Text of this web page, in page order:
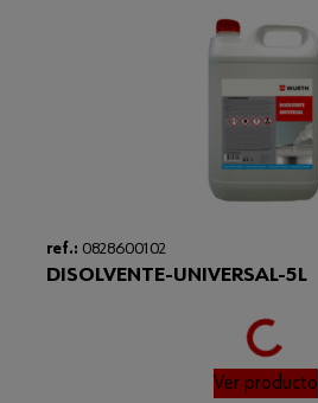
ref.: 0828600102
DISOLVENTE-UNIVERSAL-5L
Loading...
Ver producto